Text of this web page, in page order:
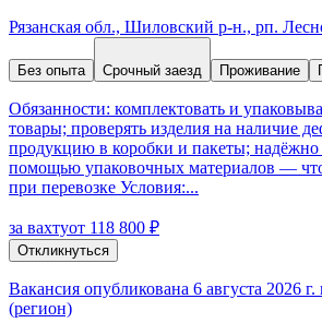
Рязанская обл., Шиловский р-н., рп.
Без опыта Срочный заезд Проживание
Обязанности: комплектовать и
товары; проверять изделия на наличие
продукцию в коробки и пакеты; надёжно
помощью упаковочных материалов —
при перевозке Условия:...
за вахтуот 118 800 ₽
Откликнуться
Вакансия опубликована 6 августа 2026
(регион)